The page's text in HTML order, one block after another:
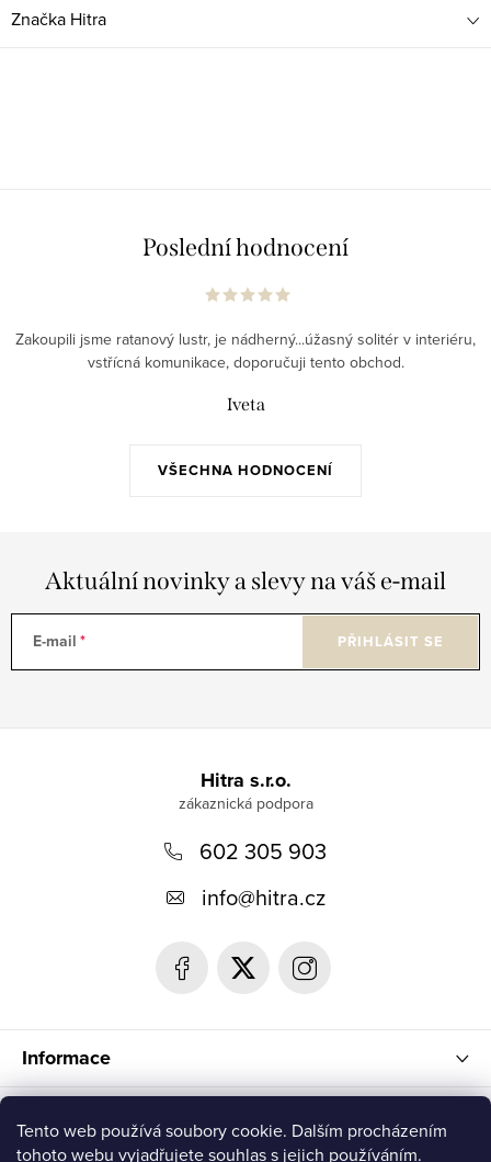
Tento web používá soubory cookie. Dalším procházením
tohoto webu vyjadřujete souhlas s jejich používáním.
Značka Hitra
Poslední hodnocení
VŠECHNA HODNOCENÍ
Zakoupili jsme ratanový lustr, je nádherný...úžasný solitér v interiéru,
vstřícná komunikace, doporučuji tento obchod.
Iveta
Aktuální novinky a slevy na váš e-mail
E-mail PŘIHLÁSIT SE
Informace
Hitra s.r.o.
602 305 903
info@hitra.cz